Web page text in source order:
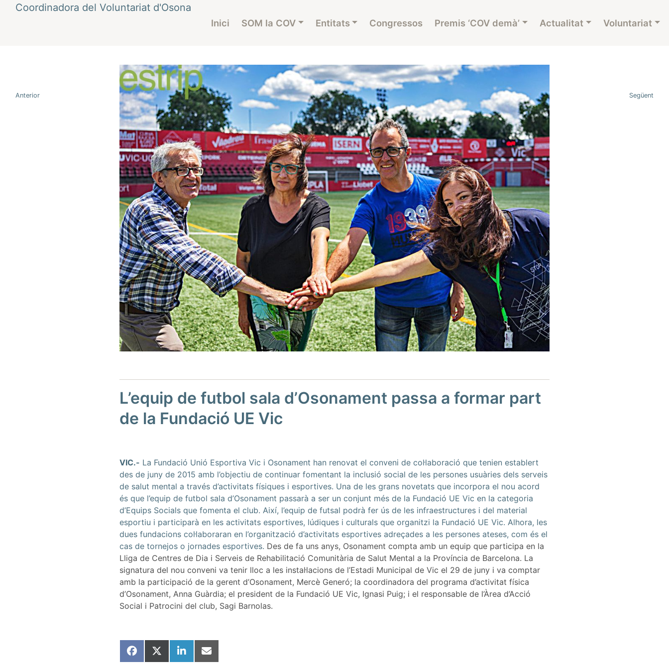
Coordinadora del Voluntariat d'Osona
Inici SOM la COV Entitats Congressos Premis ‘COV demà’ Actualitat Voluntariat
d'entrades
Anterior Següent
L’equip de futbol sala d’Osonament passa a formar part
de la Fundació UE Vic
VIC.- La Fundació Unió Esportiva Vic i Osonament han renovat el conveni de col·laboració que tenien establert
des de juny de 2015 amb l’objectiu de continuar fomentant la inclusió social de les persones usuàries dels serveis
de salut mental a través d’activitats físiques i esportives. Una de les grans novetats que incorpora el nou acord
és que l’equip de futbol sala d’Osonament passarà a ser un conjunt més de la Fundació UE Vic en la categoria
d’Equips Socials que fomenta el club. Així, l’equip de futsal podrà fer ús de les infraestructures i del material
esportiu i participarà en les activitats esportives, lúdiques i culturals que organitzi la Fundació UE Vic. Alhora, les
dues fundacions col·laboraran en l’organització d’activitats esportives adreçades a les persones ateses, com és el
cas de tornejos o jornades esportives. Des de fa uns anys, Osonament compta amb un equip que participa en la
Lliga de Centres de Dia i Serveis de Rehabilitació Comunitària de Salut Mental a la Província de Barcelona. La
signatura del nou conveni va tenir lloc a les instal·lacions de l’Estadi Municipal de Vic el 29 de juny i va comptar
amb la participació de la gerent d’Osonament, Mercè Generó; la coordinadora del programa d’activitat física
d’Osonament, Anna Guàrdia; el president de la Fundació UE Vic, Ignasi Puig; i el responsable de l’Àrea d’Acció
Social i Patrocini del club, Sagi Barnolas.
Share
on
Share
on
Share
on
Share
on